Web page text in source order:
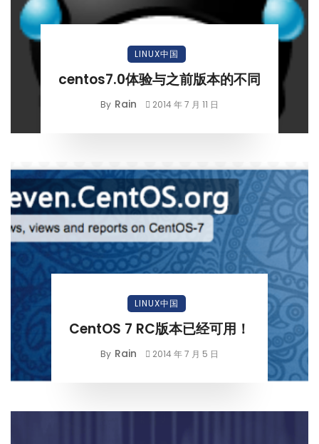
LINUX中国
centos7.0体验与之前版本的不同
By Rain 2014 年 7 月 11 日
LINUX中国
CentOS 7 RC版本已经可用！
By Rain 2014 年 7 月 5 日